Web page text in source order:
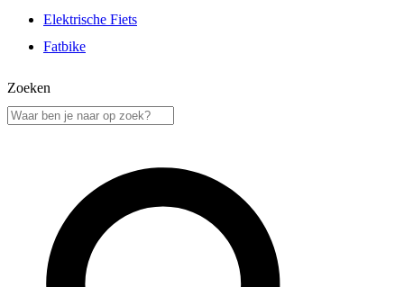
Elektrische Fiets
Fatbike
Zoeken